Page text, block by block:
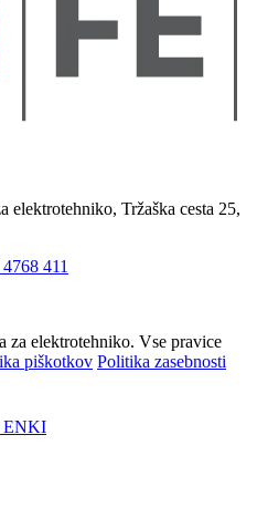
Tržaška cesta 25,
411
elektrotehniko. Vse pravice
piškotkov Politika zasebnosti
ENKI